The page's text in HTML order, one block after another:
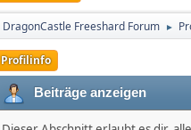
DragonCastle Freeshard Forum ►
Profilinfo
Beiträge anzeigen